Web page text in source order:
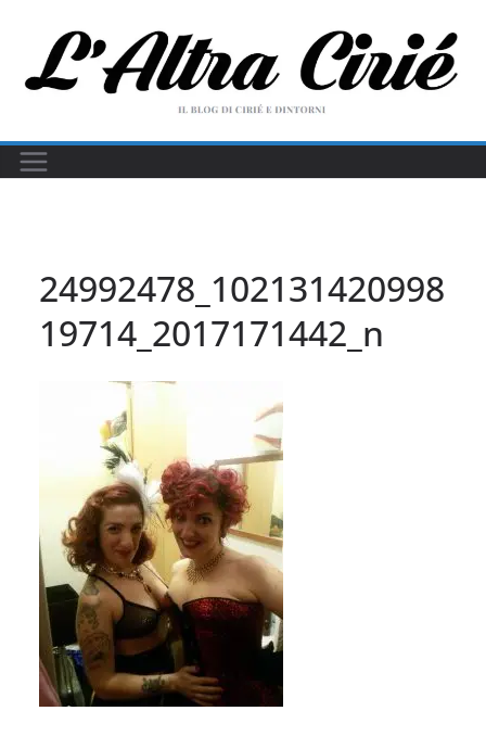
contenuto
24992478_102131420998
19714_2017171442_n